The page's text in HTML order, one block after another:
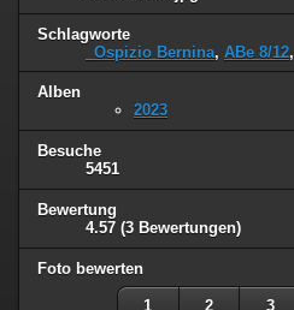
Schlagworte
_Ospizio Bernina, ABe 8/12,
Alben
2023
Besuche
5451
Bewertung
4.57 (3 Bewertungen)
Foto bewerten
1 2 3